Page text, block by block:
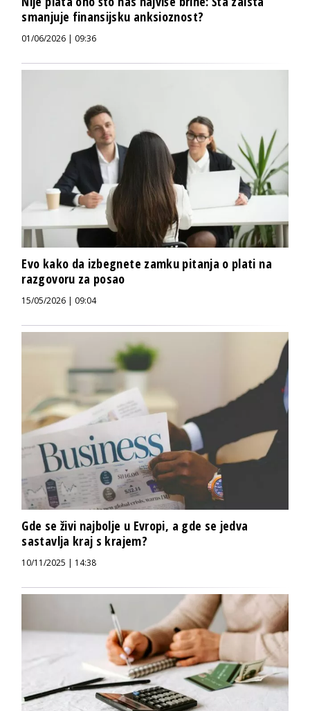
smanjuje finansijsku anksioznost?
01/06/2026 | 09:36
Evo kako da izbegnete zamku pitanja o plati na
razgovoru za posao
15/05/2026 | 09:04
Gde se živi najbolje u Evropi, a gde se jedva
sastavlja kraj s krajem?
10/11/2025 | 14:38